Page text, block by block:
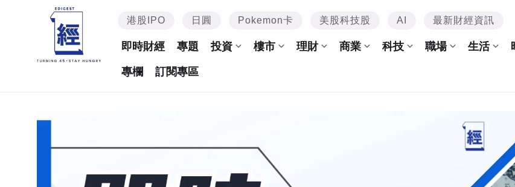
港股IPO 日圓 Pokemon卡 美股科技股 AI 最新財經資訊
即時財經 專題 投資 樓市 理財 商業 科技 職場 生活
專欄 訂閱專區